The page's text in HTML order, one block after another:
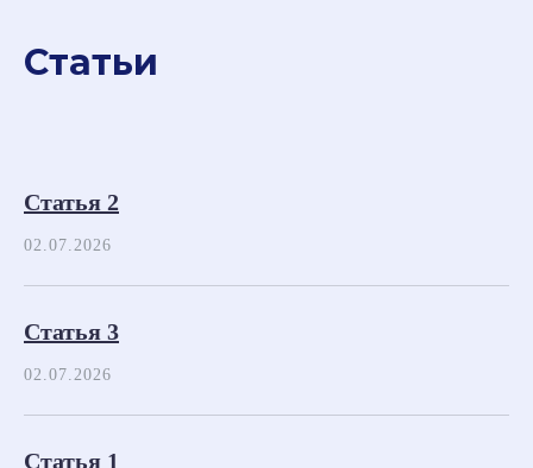
Статьи
Статья 2
02.07.2026
Статья 3
02.07.2026
Статья 1